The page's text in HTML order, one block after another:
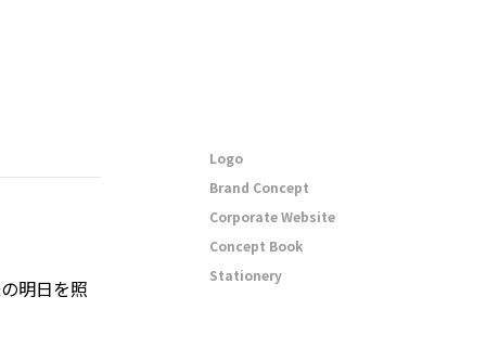
明日を照
Logo
Brand Concept
Corporate Website
Concept Book
Stationery